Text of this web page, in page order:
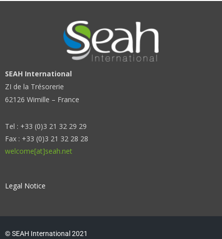
SEAH International
ZI de la Trésorerie
62126 Wimille – France
Tel : +33 (0)3 21 32 29 29
Fax : +33 (0)3 21 32 28 28
welcome[at]seah.net
Legal Notice
© SEAH International 2021